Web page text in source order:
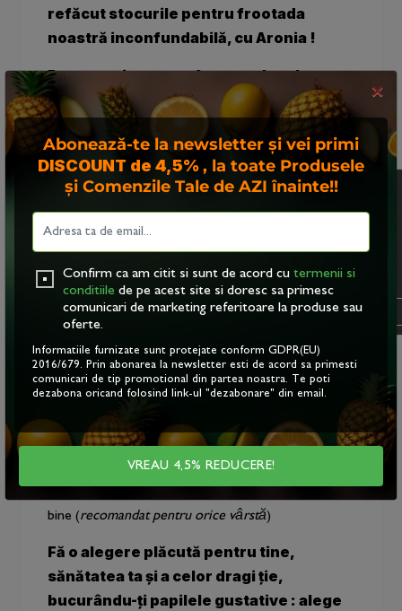
refăcut stocurile pentru frootada
noastră inconfundabilă, cu Aronia !
Pentru cei care prefera produsul care
are la bază un gust plin de vitamina C a
gata de servit, avem băutura preferată
de sportivi, mari și mici !
Ce este diferit la Frootada de Aronia ?
Aceeași combinație apreciată de cei tineri care
preferă întotdeauna gustul plăcut, frootada de
aronia este produsă DOAR din ingrediente
naturale, bogată în vitamine și antioxidanți esențiali
pentru buna funcționare a organismului.
Sperăm că deja te-ai obișnuit : toate frootadele
sunt obținute din ingrediente 100% naturale, fără
aditivi sau conservanți, păstrându-și intacte gustul și
proprietățile nutritive ale ingredientelor precum
ARONIA.
Recomandări și afecțiuni:
bine (recomandat pentru orice vârstă)
Fă o alegere plăcută pentru tine,
sănătatea ta și a celor dragi ție,
bucurându-ți papilele gustative : alege
Acest site foloseste
OK
×
Abonează-te la newsletter și vei primi
DISCOUNT de 4,5%, la toate Produsele
și Comenzile Tale de AZI înainte!!
Confirm ca am citit si sunt de acord cu termenii si
conditiile de pe acest site si doresc sa primesc
comunicari de marketing referitoare la produse sau
oferte.
Informatiile furnizate sunt protejate conform GDPR(EU)
2016/679. Prin abonarea la newsletter esti de acord sa primesti
comunicari de tip promotional din partea noastra. Te poti
dezabona oricand folosind link-ul "dezabonare" din email.
VREAU 4,5% REDUCERE!